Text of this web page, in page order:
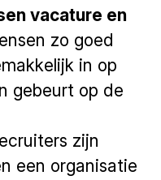
vacature en
zo goed
in op
gebeurt op de
zijn
een organisatie